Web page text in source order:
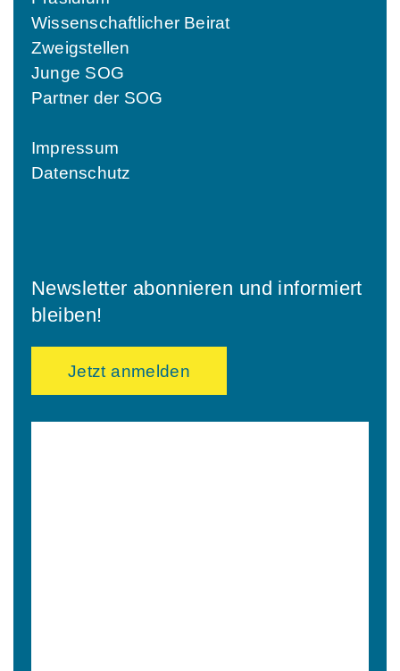
Wissenschaftlicher Beirat
Zweigstellen
Junge SOG
Partner der SOG
Impressum
Datenschutz
Newsletter abonnieren und informiert
bleiben!
Jetzt anmelden